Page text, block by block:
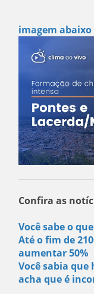
imagem
Confira as
Você sabe o
Até o fim de
aumentar 50%
Você sabia que
acha que é